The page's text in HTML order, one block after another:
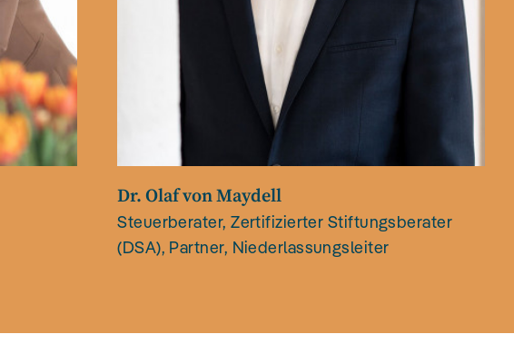
Dr. Olaf von Maydell
Steuerberater, Zertifizierter Stiftungsberater
(DSA), Partner, Niederlassungsleiter